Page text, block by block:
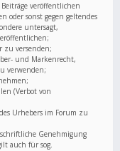
veröffentlichen
oder sonst gegen geltendes
untersagt,
zu versenden;
und Markenrecht,
verwenden;
(Verbot von
Urhebers im Forum zu
Genehmigung
auch für sog.